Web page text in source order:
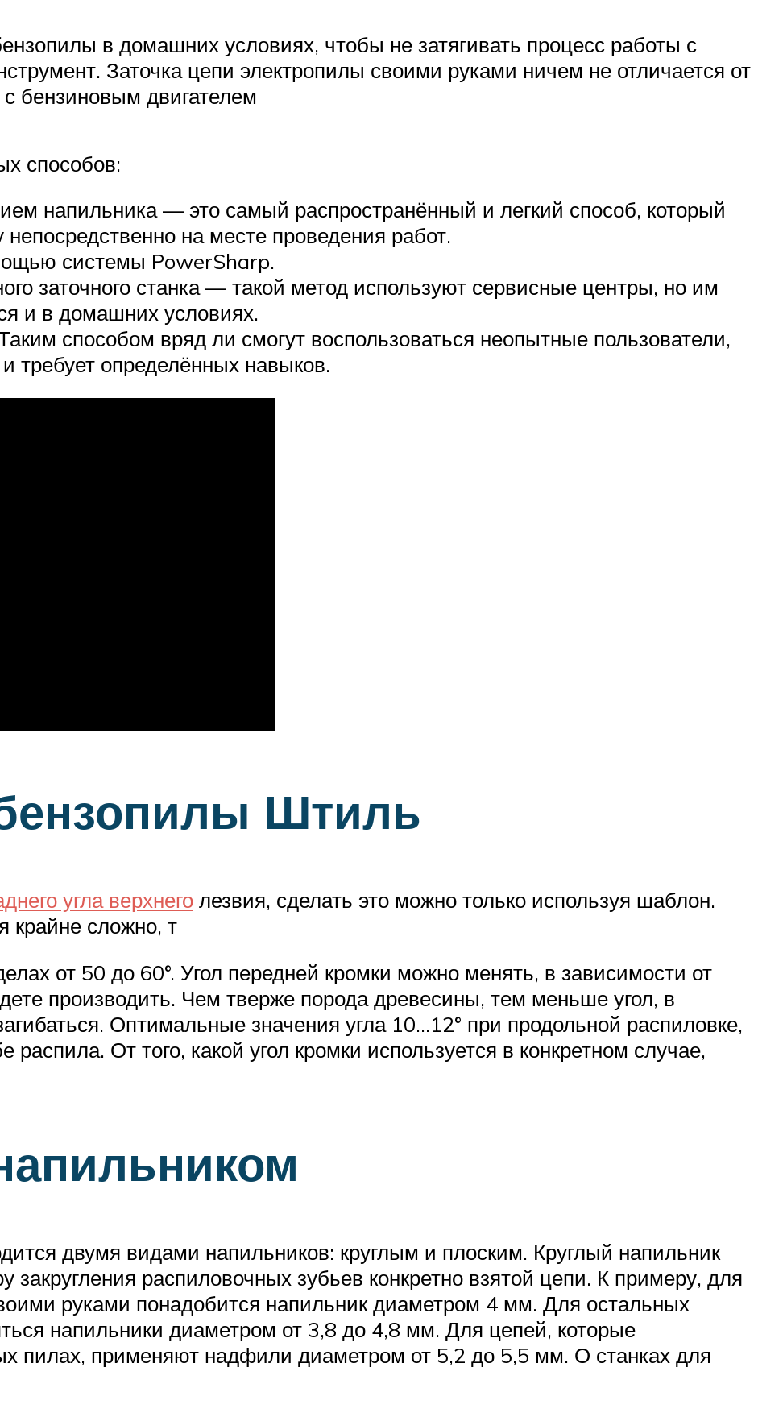
в домашних условиях, чтобы не затягивать процесс работы с
Заточка цепи электропилы своими руками ничем не отличается от
бензиновым двигателем
способов:
напильника — это самый распространённый и легкий способ, который
непосредственно на месте проведения работ.
системы PowerSharp.
заточного станка — такой метод используют сервисные центры, но им
и в домашних условиях.
способом вряд ли смогут воспользоваться неопытные пользователи,
требует определённых навыков.
Штиль
угла верхнего лезвия, сделать это можно только используя шаблон.
крайне сложно, т
от 50 до 60°. Угол передней кромки можно менять, в зависимости от
производить. Чем тверже порода древесины, тем меньше угол, в
Оптимальные значения угла 10…12° при продольной распиловке,
От того, какой угол кромки используется в конкретном случае,
двумя видами напильников: круглым и плоским. Круглый напильник
закругления распиловочных зубьев конкретно взятой цепи. К примеру, для
руками понадобится напильник диаметром 4 мм. Для остальных
напильники диаметром от 3,8 до 4,8 мм. Для цепей, которые
пилах, применяют надфили диаметром от 5,2 до 5,5 мм. О станках для